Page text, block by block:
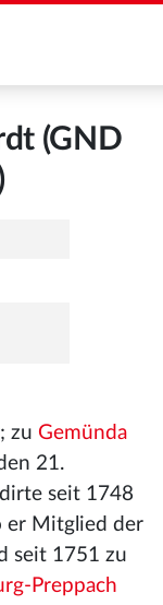
(GND
zu Gemünda
21.
seit 1748
er Mitglied der
seit 1751 zu
Preppach